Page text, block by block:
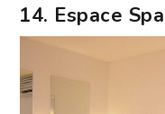
14. Espace Spa